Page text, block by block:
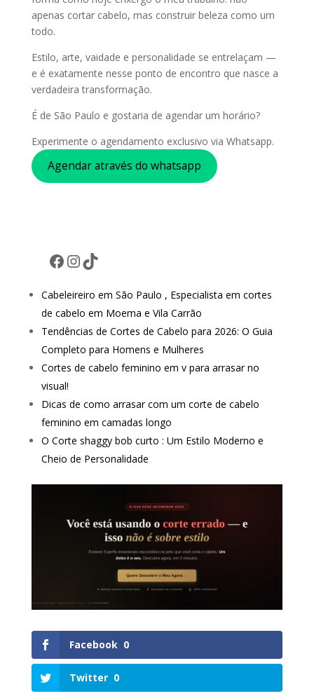
apenas cortar cabelo, mas construir beleza como um
todo.
Estilo, arte, vaidade e personalidade se entrelaçam —
e é exatamente nesse ponto de encontro que nasce a
verdadeira transformação.
É de São Paulo e gostaria de agendar um horário?
Experimente o agendamento exclusivo via Whatsapp.
Agendar através do whatsapp
Facebook
Instagram
TikTok
Cabeleireiro em São Paulo , Especialista em cortes
de cabelo em Moema e Vila Carrão
Tendências de Cortes de Cabelo para 2026: O Guia
Completo para Homens e Mulheres
Cortes de cabelo feminino em v para arrasar no
visual!
Dicas de como arrasar com um corte de cabelo
feminino em camadas longo
O Corte shaggy bob curto : Um Estilo Moderno e
Cheio de Personalidade
Facebook 0
Twitter 0